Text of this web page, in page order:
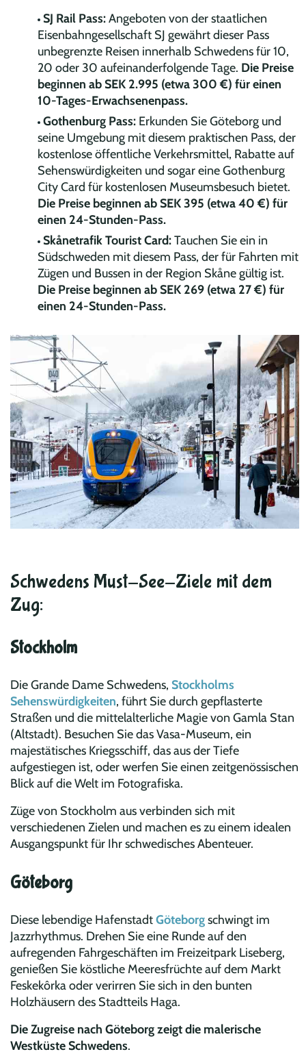
SJ Rail Pass:Angeboten von der staatlichen
Eisenbahngesellschaft SJ gewährt dieser Pass
unbegrenzte Reisen innerhalb Schwedens für 10,
20 oder 30 aufeinanderfolgende Tage. Die Preise
beginnen ab SEK 2.995 (etwa 300 €) für einen
10-Tages-Erwachsenenpass.
Gothenburg Pass: Erkunden Sie Göteborg und
seine Umgebung mit diesem praktischen Pass, der
kostenlose öffentliche Verkehrsmittel, Rabatte auf
Sehenswürdigkeiten und sogar eine Gothenburg
City Card für kostenlosen Museumsbesuch bietet.
Die Preise beginnen ab SEK 395 (etwa 40 €) für
einen 24-Stunden-Pass.
Skånetrafik Tourist Card:Tauchen Sie ein in
Südschweden mit diesem Pass, der für Fahrten mit
Zügen und Bussen in der Region Skåne gültig ist.
Die Preise beginnen ab SEK 269 (etwa 27 €) für
einen 24-Stunden-Pass.
Schwedens Must-See-Ziele mit dem
Zug:
Stockholm
Die Grande Dame Schwedens, Stockholms
Sehenswürdigkeiten, führt Sie durch gepflasterte
Straßen und die mittelalterliche Magie von Gamla Stan
(Altstadt). Besuchen Sie das Vasa-Museum, ein
majestätisches Kriegsschiff, das aus der Tiefe
aufgestiegen ist, oder werfen Sie einen zeitgenössischen
Blick auf die Welt im Fotografiska.
Züge von Stockholm aus verbinden sich mit
verschiedenen Zielen und machen es zu einem idealen
Ausgangspunkt für Ihr schwedisches Abenteuer.
Göteborg
Diese lebendige HafenstadtGöteborgschwingt im
Jazzrhythmus. Drehen Sie eine Runde auf den
aufregenden Fahrgeschäften im Freizeitpark Liseberg,
genießen Sie köstliche Meeresfrüchte auf dem Markt
Feskekôrka oder verirren Sie sich in den bunten
Holzhäusern des Stadtteils Haga.
Die Zugreise nach Göteborg zeigt die malerische
Westküste Schwedens.